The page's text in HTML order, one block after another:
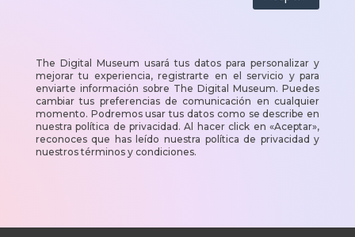
The Digital Museum usará tus datos para personalizar y
mejorar tu experiencia, registrarte en el servicio y para
enviarte información sobre The Digital Museum. Puedes
cambiar tus preferencias de comunicación en cualquier
momento. Podremos usar tus datos como se describe en
nuestra política de privacidad. Al hacer click en «Aceptar»,
reconoces que has leído nuestra política de privacidad y
nuestros términos y condiciones.